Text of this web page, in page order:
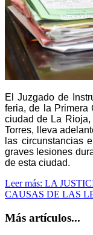
El Juzgado de
feria, de la Primera
ciudad de La
Torres, lleva
las circunstancias
graves lesiones
de esta ciudad.
Leer más: LA
CAUSAS DE LAS
Más artículos...